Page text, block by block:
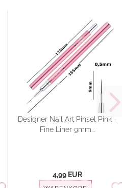
Designer Nail Art Pinsel Pink -
Fine Liner 9mm...
4,99 EUR